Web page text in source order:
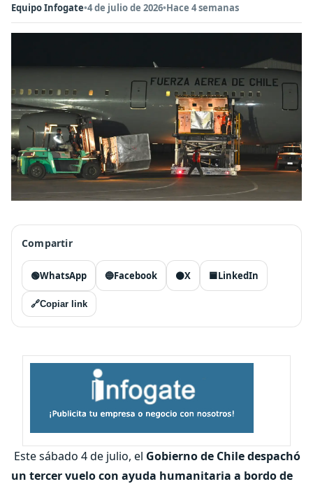
Equipo Infogate•4 de julio de 2026•Hace 4 semanas
Compartir
🟢WhatsApp 🔵Facebook ⚫X 🟦LinkedIn
🔗Copiar link
Este sábado 4 de julio, el Gobierno de Chile despachó
un tercer vuelo con ayuda humanitaria a bordo de